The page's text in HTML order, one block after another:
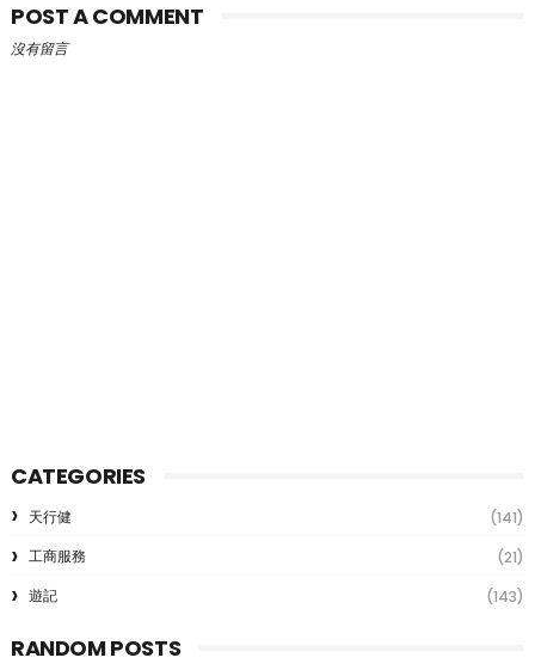
POST A COMMENT
沒有留言
CATEGORIES
天行健
(141)
工商服務
(21)
遊記
(143)
RANDOM POSTS